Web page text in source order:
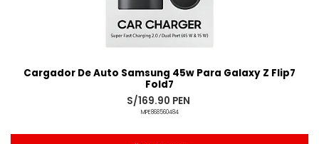
Cargador De Auto Samsung 45w Para Galaxy Z Flip7
Fold7
S/169.90 PEN
MPE868560484